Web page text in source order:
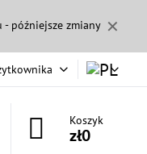
✕
- późniejsze zmiany
Koszyk
zł0